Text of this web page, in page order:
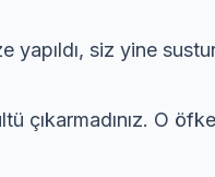
yapıldı, siz yine
çıkarmadınız. O